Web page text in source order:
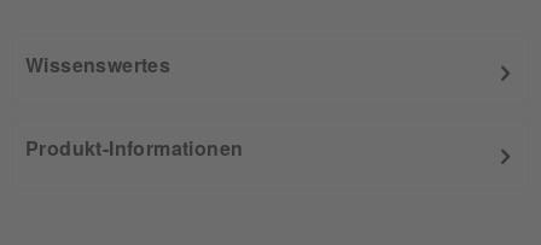
Wissenswertes
Produkt-Informationen